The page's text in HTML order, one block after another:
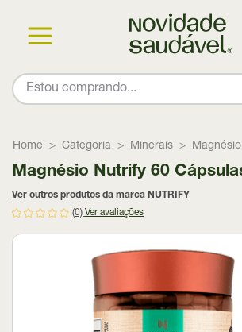
Home Categoria Minerais
Magnésio Nutrify 60
Ver outros produtos da marca NUTRIFY
(0) Ver avaliações